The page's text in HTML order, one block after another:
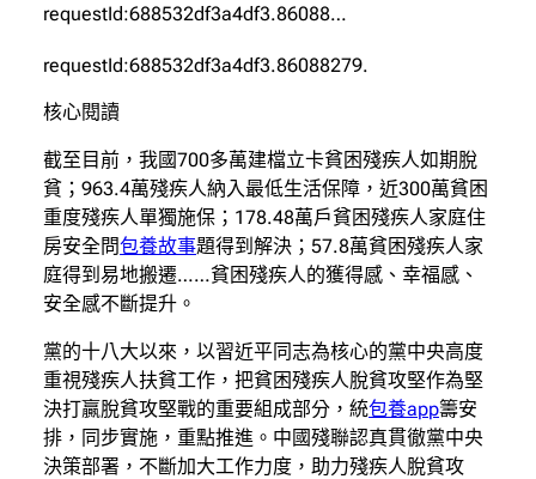
requestId:688532df3a4df3.86088…
requestId:688532df3a4df3.86088279.
核心閱讀
截至目前，我國700多萬建檔立卡貧困殘疾人如期脫
貧；963.4萬殘疾人納入最低生活保障，近300萬貧困
重度殘疾人單獨施保；178.48萬戶貧困殘疾人家庭住
房安全問包養故事題得到解決；57.8萬貧困殘疾人家
庭得到易地搬遷……貧困殘疾人的獲得感、幸福感、
安全感不斷提升。
黨的十八大以來，以習近平同志為核心的黨中央高度
重視殘疾人扶貧工作，把貧困殘疾人脫貧攻堅作為堅
決打贏脫貧攻堅戰的重要組成部分，統包養app籌安
排，同步實施，重點推進。中國殘聯認真貫徹黨中央
決策部署，不斷加大工作力度，助力殘疾人脫貧攻